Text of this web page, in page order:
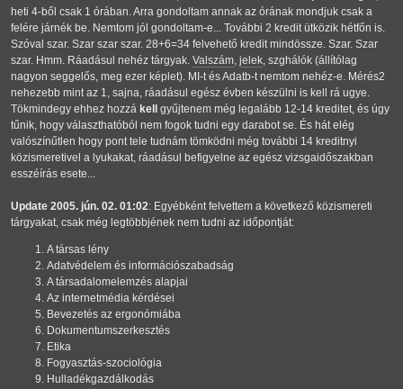
heti 4-ből csak 1 órában. Arra gondoltam annak az órának mondjuk csak a
felére járnék be. Nemtom jól gondoltam-e... További 2 kredit ütközik hétfőn is.
Szóval szar. Szar szar szar. 28+6=34 felvehető kredit mindössze. Szar. Szar
szar. Hmm. Ráadásul nehéz tárgyak. Valszám, jelek, szghálók (állítólag
nagyon seggelős, meg ezer képlet). MI-t és Adatb-t nemtom nehéz-e. Mérés2
nehezebb mint az 1, sajna, ráadásul egész évben készülni is kell rá ugye.
Tökmindegy ehhez hozzá kell
gyűjtenem még legalább 12-14 kreditet, és úgy
tűnik, hogy választhatóból nem fogok tudni egy darabot se. És hát elég
valószínűtlen hogy pont tele tudnám tömködni még további 14 kreditnyi
közismeretivel a lyukakat, ráadásul befigyelne az egész vizsgaidőszakban
esszéírás esete...
Update 2005. jún. 02. 01:02: Egyébként felvettem a következő közismereti
tárgyakat, csak még legtöbbjének nem tudni az időpontját:
A társas lény
Adatvédelem és információszabadság
A társadalomelemzés alapjai
Az internetmédia kérdései
Bevezetés az ergonómiába
Dokumentumszerkesztés
Etika
Fogyasztás-szociológia
Hulladékgazdálkodás